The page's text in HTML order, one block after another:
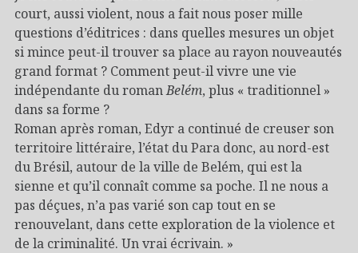
court, aussi violent, nous a fait nous poser mille
questions d’éditrices : dans quelles mesures un objet
si mince peut-il trouver sa place au rayon nouveautés
grand format ? Comment peut-il vivre une vie
indépendante du roman Belém, plus « traditionnel »
dans sa forme ?
Roman après roman, Edyr a continué de creuser son
territoire littéraire, l’état du Para donc, au nord-est
du Brésil, autour de la ville de Belém, qui est la
sienne et qu’il connaît comme sa poche. Il ne nous a
pas déçues, n’a pas varié son cap tout en se
renouvelant, dans cette exploration de la violence et
de la criminalité. Un vrai écrivain. »